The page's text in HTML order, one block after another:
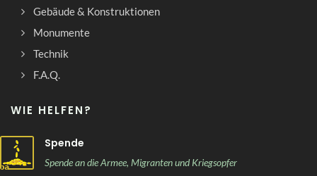
Gebäude & Konstruktionen
Monumente
Technik
F.A.Q.
WIE HELFEN?
Spende
Spende an die Armee, Migranten und Kriegsopfer